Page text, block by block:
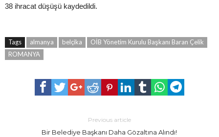
38 ihracat düşüşü kaydedildi.
Tags almanya belçika
OİB Yönetim Kurulu Başkanı Baran Çelik
ROMANYA
Previous article
Bir Belediye Başkanı Daha Gözaltına Alındı!